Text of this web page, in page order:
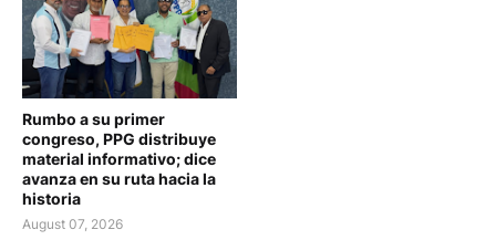
Rumbo a su primer
congreso, PPG distribuye
material informativo; dice
avanza en su ruta hacia la
historia
August 07, 2026